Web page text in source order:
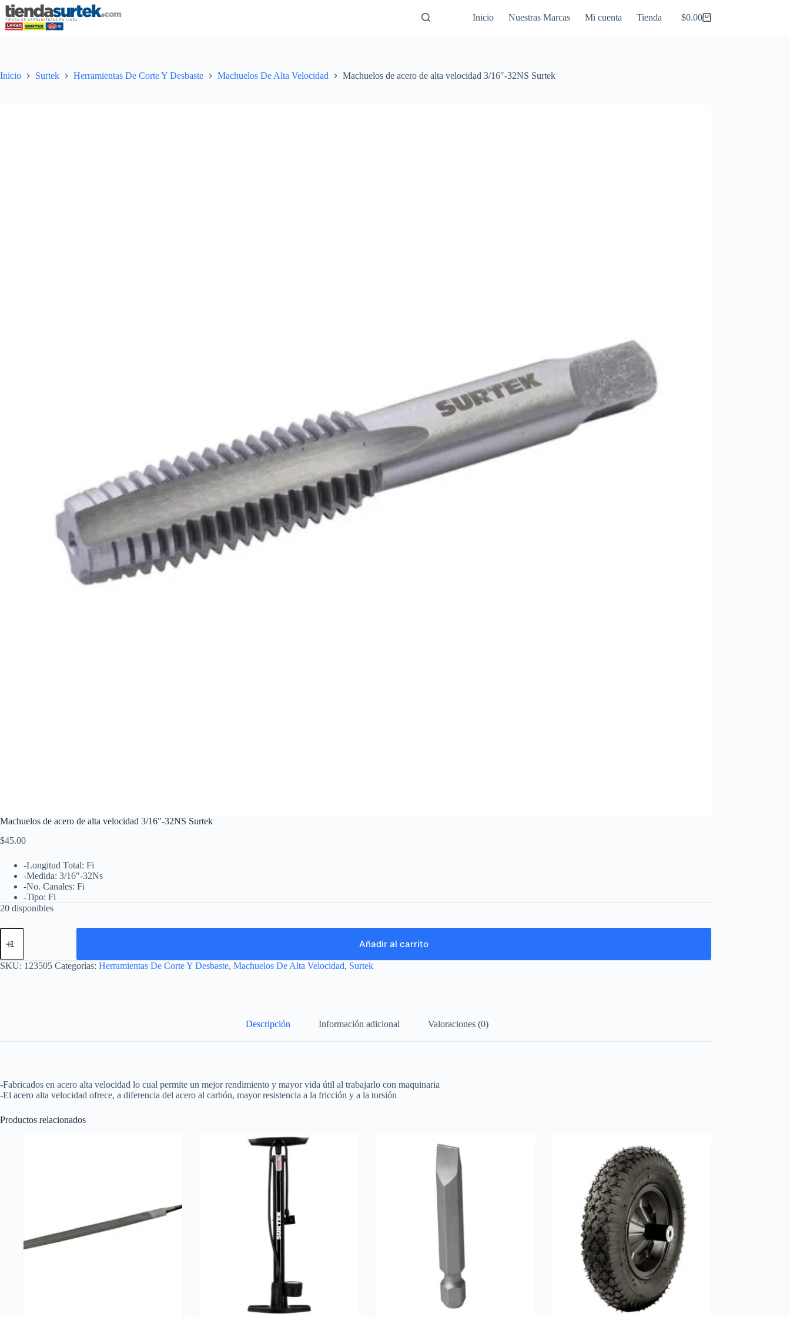
Saltar
al
contenido
Inicio Nuestras Marcas Mi cuenta Tienda
Carro
$0.00
Inicio Surtek Herramientas De Corte Y Desbaste Machuelos De Alta Velocidad Machuelos de acero de alta velocidad 3/16″-32NS Surtek
Machuelos de acero de alta velocidad 3/16″-32NS Surtek
$45.00
-Longitud Total: Fi
-Medida: 3/16″-32Ns
-No. Canales: Fi
-Tipo: Fi
20 disponibles
Machuelos
de
de
alta
Añadir al carrito
SKU: 123505 Categorías: Herramientas De Corte Y Desbaste, Machuelos De Alta Velocidad, Surtek
Descripción Información adicional Valoraciones (0)
-Fabricados en acero alta velocidad lo cual permite un mejor rendimiento y mayor vida útil al trabajarlo con maquinaria
-El acero alta velocidad ofrece, a diferencia del acero al carbón, mayor resistencia a la fricción y a la torsión
Productos relacionados